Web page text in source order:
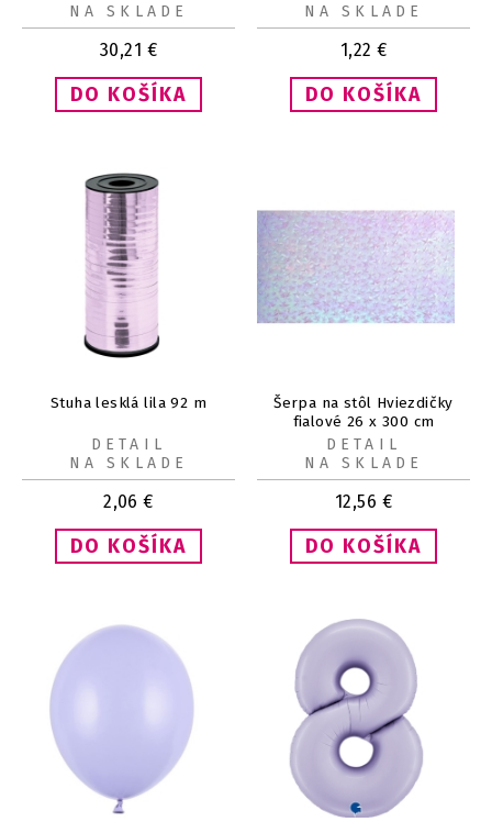
30,21 €
NA SKLADE
1,22 €
NA SKLADE
Stuha lesklá lila 92 m
2,06 €
DETAIL
NA SKLADE
Šerpa na stôl Hviezdičky
fialové 26 x 300 cm
12,56 €
DETAIL
NA SKLADE